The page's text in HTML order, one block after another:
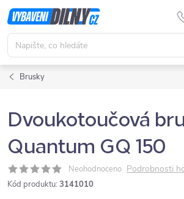
Přejít
na
obsah
Brusky
Dvoukotoučová
Quantum GQ 150
Neohodnoceno Podrobnosti
Kód produktu: 3141010